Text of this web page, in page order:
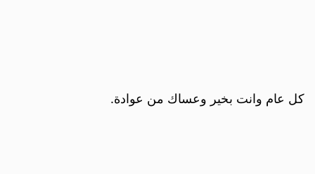
كل عام وانت بخير وعساك من عوادة.